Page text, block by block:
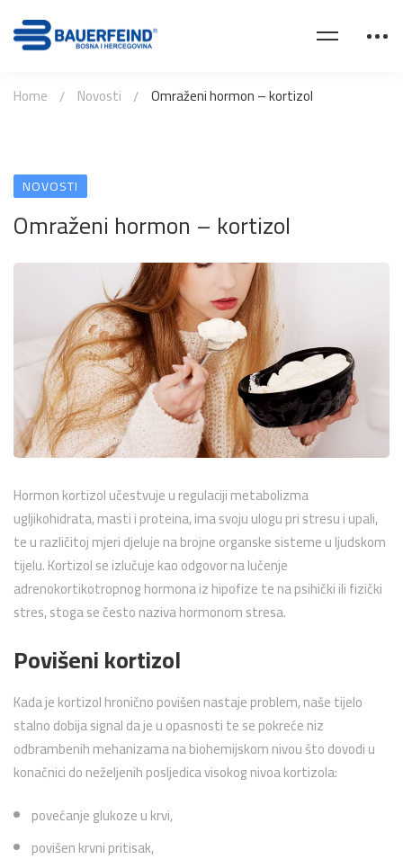
Home Novosti Omraženi hormon – kortizol
NOVOSTI
Omraženi hormon – kortizol
Hormon kortizol učestvuje u regulaciji metabolizma
ugljikohidrata, masti i proteina, ima svoju ulogu pri stresu i upali,
te u različitoj mjeri djeluje na brojne organske sisteme u ljudskom
tijelu. Kortizol se izlučuje kao odgovor na lučenje
adrenokortikotropnog hormona iz hipofize te na psihički ili fizički
stres, stoga se često naziva hormonom stresa.
Povišeni kortizol
Kada je kortizol hronično povišen nastaje problem, naše tijelo
stalno dobija signal da je u opasnosti te se pokreće niz
odbrambenih mehanizama na biohemijskom nivou što dovodi u
konačnici do neželjenih posljedica visokog nivoa kortizola:
povećanje glukoze u krvi,
povišen krvni pritisak,